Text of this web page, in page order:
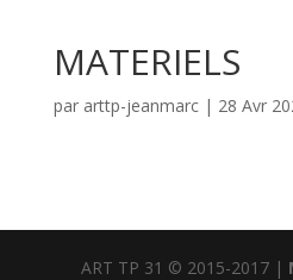
MATERIELS
par arttp-jeanmarc| 28 Avr
ART TP 31 © 2015-2017 |